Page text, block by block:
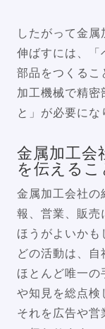
したがって金
伸ばすには、「
部品をつくるこ
加工機械で精密
と」が必要にな
金属加工会
を伝えるこ
金属加工会社の
報、営業、販売
ほうがよいかも
どの活動は、自
ほとんど唯一の
や知見を総点検
それを広告や営